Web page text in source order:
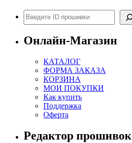
Поиск
Онлайн-Магазин
КАТАЛОГ
ФОРМА ЗАКАЗА
КОРЗИНА
МОИ ПОКУПКИ
Как купить
Поддержка
Оферта
Редактор прошивок